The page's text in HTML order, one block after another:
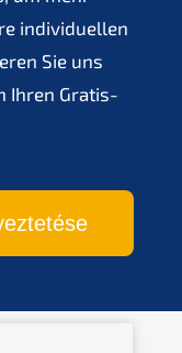
individuellen
Sie uns
Ihren Gratis-